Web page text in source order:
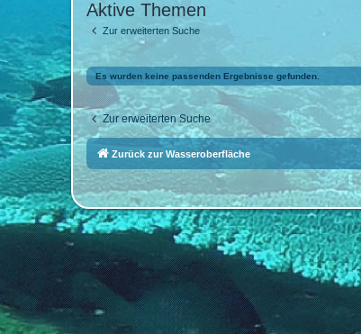
Aktive Themen
Zur erweiterten Suche
Es wurden keine passenden Ergebnisse gefunden.
Zur erweiterten Suche
Zurück zur Wasseroberfläche